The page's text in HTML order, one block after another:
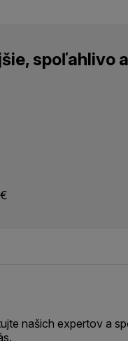
spoľahlivo a
našich expertov a